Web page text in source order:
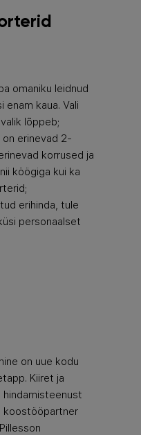
omaniku leidnud
enam kaua. Vali
lõppeb;
erinevad 2-
korrused ja
köögiga kui ka
erihinda, tule
personaalset
on uue kodu
Kiiret ja
koostööpartner